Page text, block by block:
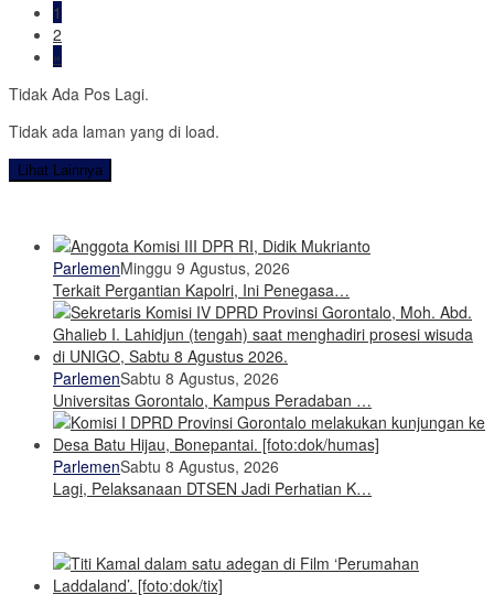
1
2
»
Tidak Ada Pos Lagi.
Tidak ada laman yang di load.
Lihat Lainnya
ParlemenMinggu 9 Agustus, 2026
Terkait Pergantian Kapolri, Ini Penegasa…
ParlemenSabtu 8 Agustus, 2026
Universitas Gorontalo, Kampus Peradaban …
ParlemenSabtu 8 Agustus, 2026
Lagi, Pelaksanaan DTSEN Jadi Perhatian K…